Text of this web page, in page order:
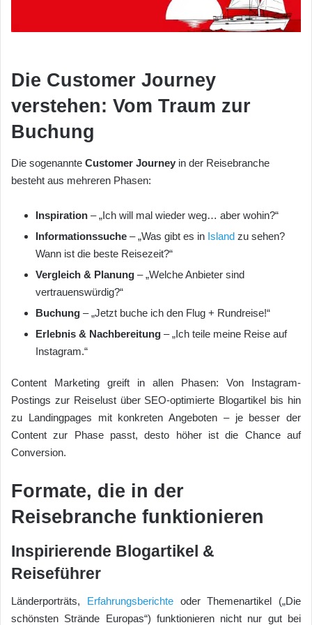
Die Customer Journey
verstehen: Vom Traum zur
Buchung
Die sogenannte Customer Journey in der Reisebranche
besteht aus mehreren Phasen:
Inspiration – „Ich will mal wieder weg… aber wohin?“
Informationssuche – „Was gibt es in Island zu sehen?
Wann ist die beste Reisezeit?“
Vergleich & Planung – „Welche Anbieter sind
vertrauenswürdig?“
Buchung – „Jetzt buche ich den Flug + Rundreise!“
Erlebnis & Nachbereitung – „Ich teile meine Reise auf
Instagram.“
Content Marketing greift in allen Phasen: Von Instagram-
Postings zur Reiselust über SEO-optimierte Blogartikel bis hin
zu Landingpages mit konkreten Angeboten – je besser der
Content zur Phase passt, desto höher ist die Chance auf
Conversion.
Formate, die in der
Reisebranche funktionieren
Inspirierende Blogartikel &
Reiseführer
Länderporträts, Erfahrungsberichteoder Themenartikel („Die
schönsten Strände Europas“) funktionieren nicht nur gut bei